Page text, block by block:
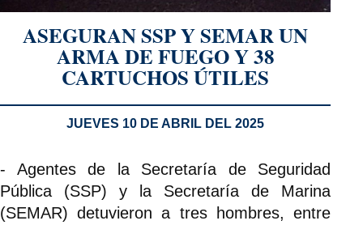
ASEGURAN SSP Y SEMAR UN
ARMA DE FUEGO Y 38
CARTUCHOS ÚTILES
JUEVES 10 DE ABRIL DEL 2025
- Agentes de la Secretaría de Seguridad
Pública (SSP) y la Secretaría de Marina
(SEMAR) detuvieron a tres hombres, entre